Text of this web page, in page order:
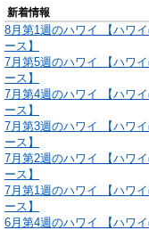
新着情報
8月第1週のハワイ 【ハワ
ース】
7月第5週のハワイ 【ハワ
ース】
7月第4週のハワイ 【ハワ
ース】
7月第3週のハワイ 【ハワ
ース】
7月第2週のハワイ 【ハワ
ース】
7月第1週のハワイ 【ハワ
ース】
6月第4週のハワイ 【ハワ